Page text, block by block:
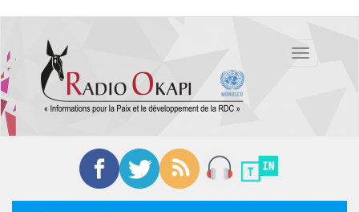
contenu
principal
Toggle